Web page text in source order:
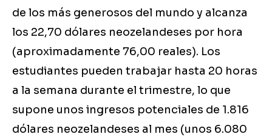
de los más generosos del mundo y alcanza
los 22,70 dólares neozelandeses por hora
(aproximadamente 76,00 reales). Los
estudiantes pueden trabajar hasta 20 horas
a la semana durante el trimestre, lo que
supone unos ingresos potenciales de 1.816
dólares neozelandeses al mes (unos 6.080